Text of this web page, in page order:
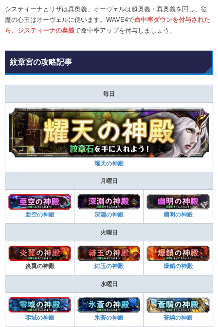
システィーナとリザは真奥義、オーヴェルは超奥義・真奥義を回し、従
魔の心玉はオーヴェルに使います。WAVE4で命中率ダウンを付与された
ら、システィーナの奥義で命中率アップを付与しましょう。
紋章宮の攻略記事
毎日
耀天の神殿
月曜日
亜空の神殿 深淵の神殿 幽明の神殿
火曜日
炎翼の神殿 緋玉の神殿 爆鎖の神殿
水曜日
零域の神殿 氷蒼の神殿 蒼騎の神殿